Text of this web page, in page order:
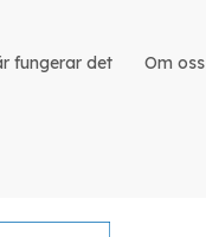
fungerar det Om oss